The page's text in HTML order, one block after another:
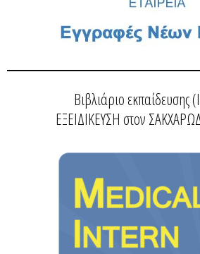
Βιβλιάριο εκπαίδευσης
ΕΞΕΙΔΙΚΕΥΣΗ στον